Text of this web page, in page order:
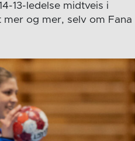
13-ledelse midtveis i
og mer, selv om Fana